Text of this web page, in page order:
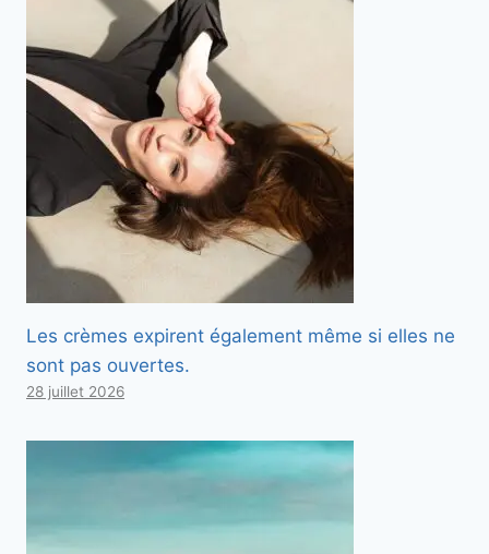
Les crèmes expirent également même si elles ne
sont pas ouvertes.
28 juillet 2026